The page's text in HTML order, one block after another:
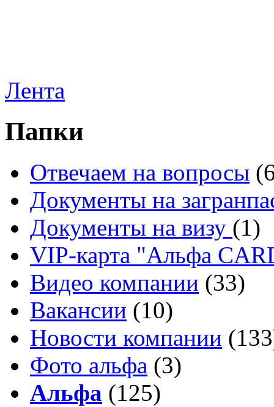
Лента
Папки
Отвечаем на вопросы
Документы на
Документы на визу (1)
VIP-карта "Альфа
Видео компании (33)
Вакансии (10)
Новости компании
Фото альфа (3)
Альфа (125)